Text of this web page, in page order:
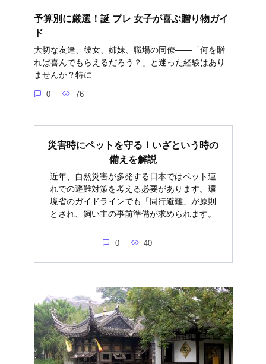
予算別に厳選！誕 プレ 女子が喜ぶ贈り物ガイ
ド
大切な友達、彼女、姉妹、職場の同僚――「何を贈
れば喜んでもらえるだろう？」と迷った経験はあり
ませんか？特に
0 76
災害時にペットを守る！いざという時の
備えを解説
近年、自然災害が多発する日本ではペット連
れでの避難対策を考える必要があります。環
境省のガイドラインでも「同行避難」が原則
とされ、飼い主の事前準備が求められます。
0 40